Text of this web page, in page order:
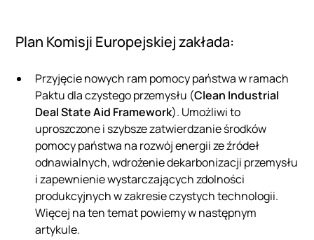
Plan Komisji Europejskiej zakłada:
Przyjęcie nowych ram pomocy państwa w ramach
Paktu dla czystego przemysłu (Clean Industrial
Deal State Aid Framework). Umożliwi to
uproszczone i szybsze zatwierdzanie środków
pomocy państwa na rozwój energii ze źródeł
odnawialnych, wdrożenie dekarbonizacji przemysłu
i zapewnienie wystarczających zdolności
produkcyjnych w zakresie czystych technologii.
Więcej na ten temat powiemy w następnym
artykule.